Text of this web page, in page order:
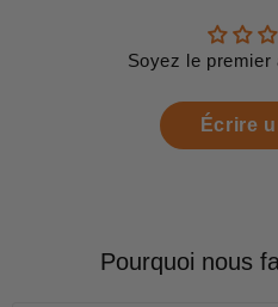
Soyez le premier
Écrire
Pourquoi nous